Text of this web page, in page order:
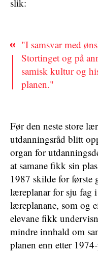
slik:
"I samsvar med
Stortinget og på
samisk kultur og
planen."
Før den neste store
utdanningsråd blitt
organ for
at samane fikk sin
1987 skilde for første
læreplanar for sju fag
læreplanane, som og
elevane fikk
mindre innhald om
planen enn etter